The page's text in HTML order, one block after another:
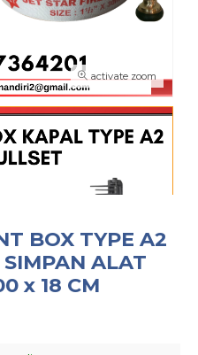
activate zoom
BOX TYPE A2
ALAT
x 18 CM